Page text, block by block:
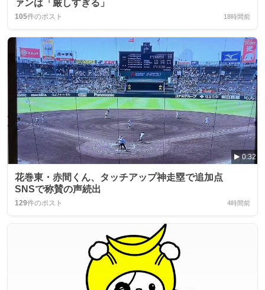
ァンは「厳しすぎる」
105件のポスト 18時間前
0:32
花巻東・赤間くん、タッチアップ神走塁で追加点
SNSで称賛の声続出
129件のポスト 4時間前